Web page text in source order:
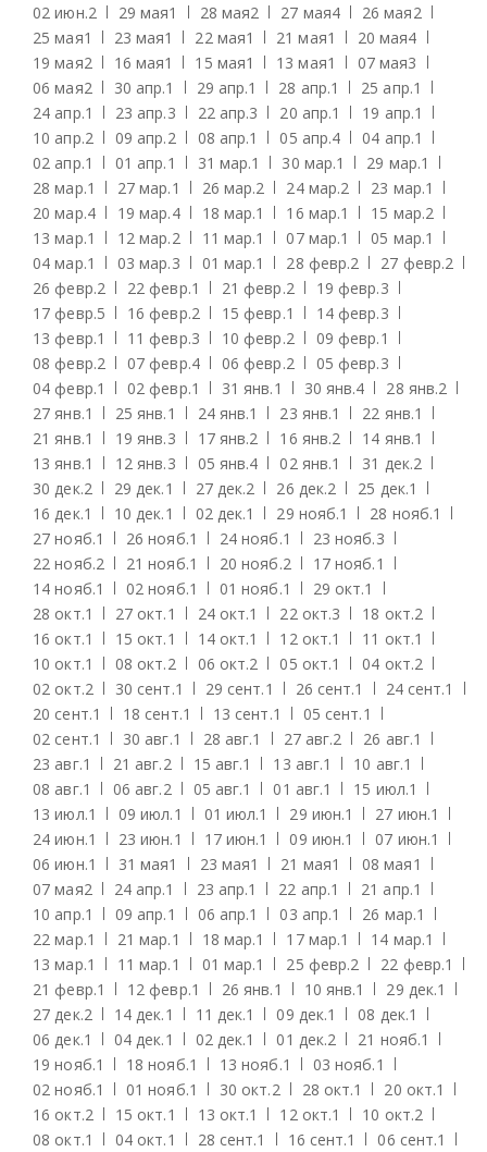
02 июн.2 29 мая1 28 мая2 27 мая4 26 мая2
25 мая1 23 мая1 22 мая1 21 мая1 20 мая4
19 мая2 16 мая1 15 мая1 13 мая1 07 мая3
06 мая2 30 апр.1 29 апр.1 28 апр.1 25 апр.1
24 апр.1 23 апр.3 22 апр.3 20 апр.1 19 апр.1
10 апр.2 09 апр.2 08 апр.1 05 апр.4 04 апр.1
02 апр.1 01 апр.1 31 мар.1 30 мар.1 29 мар.1
28 мар.1 27 мар.1 26 мар.2 24 мар.2 23 мар.1
20 мар.4 19 мар.4 18 мар.1 16 мар.1 15 мар.2
13 мар.1 12 мар.2 11 мар.1 07 мар.1 05 мар.1
04 мар.1 03 мар.3 01 мар.1 28 февр.2 27 февр.2
26 февр.2 22 февр.1 21 февр.2 19 февр.3
17 февр.5 16 февр.2 15 февр.1 14 февр.3
13 февр.1 11 февр.3 10 февр.2 09 февр.1
08 февр.2 07 февр.4 06 февр.2 05 февр.3
04 февр.1 02 февр.1 31 янв.1 30 янв.4 28 янв.2
27 янв.1 25 янв.1 24 янв.1 23 янв.1 22 янв.1
21 янв.1 19 янв.3 17 янв.2 16 янв.2 14 янв.1
13 янв.1 12 янв.3 05 янв.4 02 янв.1 31 дек.2
30 дек.2 29 дек.1 27 дек.2 26 дек.2 25 дек.1
16 дек.1 10 дек.1 02 дек.1 29 нояб.1 28 нояб.1
27 нояб.1 26 нояб.1 24 нояб.1 23 нояб.3
22 нояб.2 21 нояб.1 20 нояб.2 17 нояб.1
14 нояб.1 02 нояб.1 01 нояб.1 29 окт.1
28 окт.1 27 окт.1 24 окт.1 22 окт.3 18 окт.2
16 окт.1 15 окт.1 14 окт.1 12 окт.1 11 окт.1
10 окт.1 08 окт.2 06 окт.2 05 окт.1 04 окт.2
02 окт.2 30 сент.1 29 сент.1 26 сент.1 24 сент.1
20 сент.1 18 сент.1 13 сент.1 05 сент.1
02 сент.1 30 авг.1 28 авг.1 27 авг.2 26 авг.1
23 авг.1 21 авг.2 15 авг.1 13 авг.1 10 авг.1
08 авг.1 06 авг.2 05 авг.1 01 авг.1 15 июл.1
13 июл.1 09 июл.1 01 июл.1 29 июн.1 27 июн.1
24 июн.1 23 июн.1 17 июн.1 09 июн.1 07 июн.1
06 июн.1 31 мая1 23 мая1 21 мая1 08 мая1
07 мая2 24 апр.1 23 апр.1 22 апр.1 21 апр.1
10 апр.1 09 апр.1 06 апр.1 03 апр.1 26 мар.1
22 мар.1 21 мар.1 18 мар.1 17 мар.1 14 мар.1
13 мар.1 11 мар.1 01 мар.1 25 февр.2 22 февр.1
21 февр.1 12 февр.1 26 янв.1 10 янв.1 29 дек.1
27 дек.2 14 дек.1 11 дек.1 09 дек.1 08 дек.1
06 дек.1 04 дек.1 02 дек.1 01 дек.2 21 нояб.1
19 нояб.1 18 нояб.1 13 нояб.1 03 нояб.1
02 нояб.1 01 нояб.1 30 окт.2 28 окт.1 20 окт.1
16 окт.2 15 окт.1 13 окт.1 12 окт.1 10 окт.2
08 окт.1 04 окт.1 28 сент.1 16 сент.1 06 сент.1